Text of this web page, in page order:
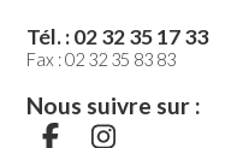
Tél. : 02 32 35 17 33
Fax : 02 32 35 83 83
Nous suivre sur :
S